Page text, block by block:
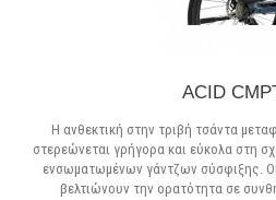
ACID
Η ανθεκτική στην τριβή τσάντα
στερεώνεται γρήγορα και εύκολα στη
ενσωματωμένων γάντζων σύσφιξης.
βελτιώνουν την ορατότητα σε